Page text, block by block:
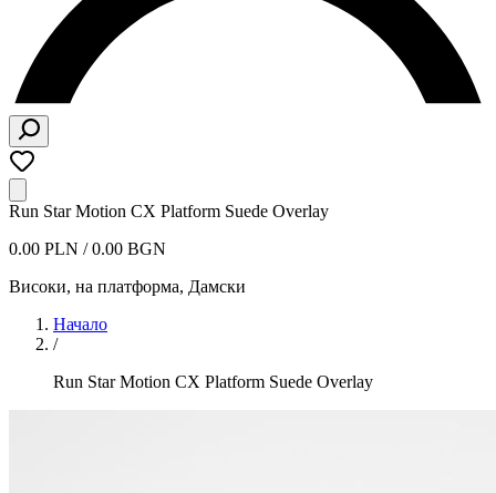
Run Star Motion CX Platform Suede Overlay
0.00 PLN / 0.00 BGN
Високи, на платформа, Дамски
Начало
/
Run Star Motion CX Platform Suede Overlay